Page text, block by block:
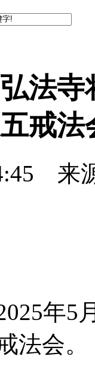
弘法
戒法
年5
法会。